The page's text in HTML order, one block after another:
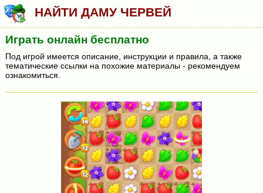
НАЙТИ ДАМУ ЧЕРВЕЙ
Играть онлайн бесплатно
Под игрой имеется описание, инструкции и правила, а также
тематические ссылки на похожие материалы - рекомендуем
ознакомиться.